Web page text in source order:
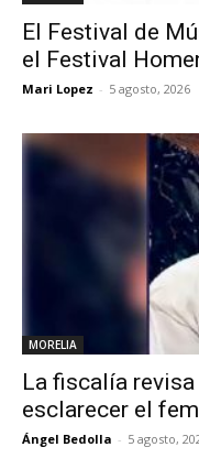
El Festival de
el Festival
Mari Lopez - 5 agosto, 2026
MORELIA
La fiscalía
esclarecer el
Ángel Bedolla - 5 agosto,